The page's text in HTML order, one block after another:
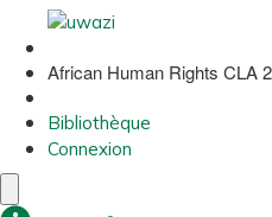
African Human Rights CLA
Bibliothèque
Connexion